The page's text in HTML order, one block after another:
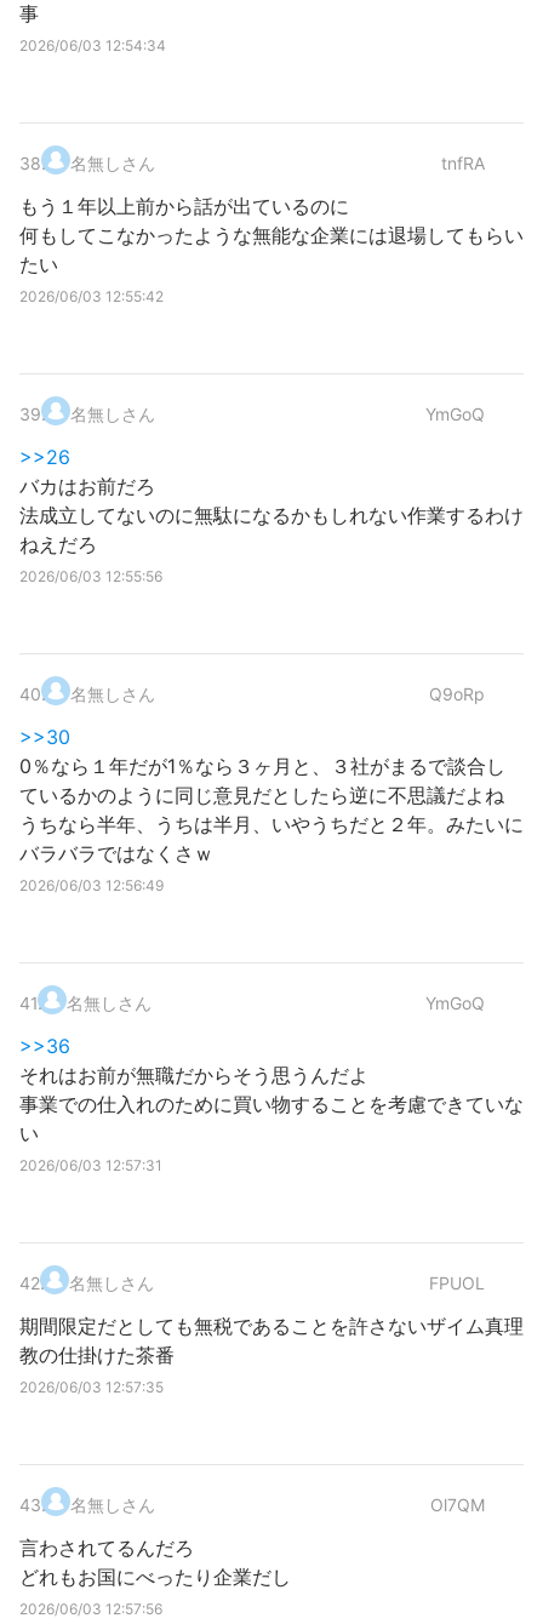
事
2026/06/03 12:54:34
38. 名無しさん tnfRA
もう１年以上前から話が出ているのに
何もしてこなかったような無能な企業には退場してもらい
たい
2026/06/03 12:55:42
39. 名無しさん YmGoQ
>>26
バカはお前だろ
法成立してないのに無駄になるかもしれない作業するわけ
ねえだろ
2026/06/03 12:55:56
40. 名無しさん Q9oRp
>>30
0％なら１年だが1％なら３ヶ月と、３社がまるで談合し
ているかのように同じ意見だとしたら逆に不思議だよね
うちなら半年、うちは半月、いやうちだと２年。みたいに
バラバラではなくさｗ
2026/06/03 12:56:49
41. 名無しさん YmGoQ
>>36
それはお前が無職だからそう思うんだよ
事業での仕入れのために買い物することを考慮できていな
い
2026/06/03 12:57:31
42. 名無しさん FPUOL
期間限定だとしても無税であることを許さないザイム真理
教の仕掛けた茶番
2026/06/03 12:57:35
43. 名無しさん Ol7QM
言わされてるんだろ
どれもお国にべったり企業だし
2026/06/03 12:57:56